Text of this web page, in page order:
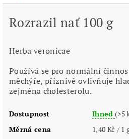
Rozrazil nať 100 g
Herba veronicae
Používá se pro normální
měchýře, příznivě ovlivňuje
zejména cholesterolu.
Dostupnost Ihned(>5
Měrná cena
1,40 Kč / 1